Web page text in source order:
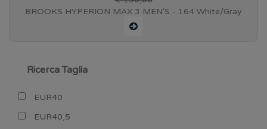
BROOKS HYPERION MAX 3 MEN'S - 164 White/Gray
Mist/Green - 110467 1D 164
Ricerca Taglia
EUR40
EUR40,5